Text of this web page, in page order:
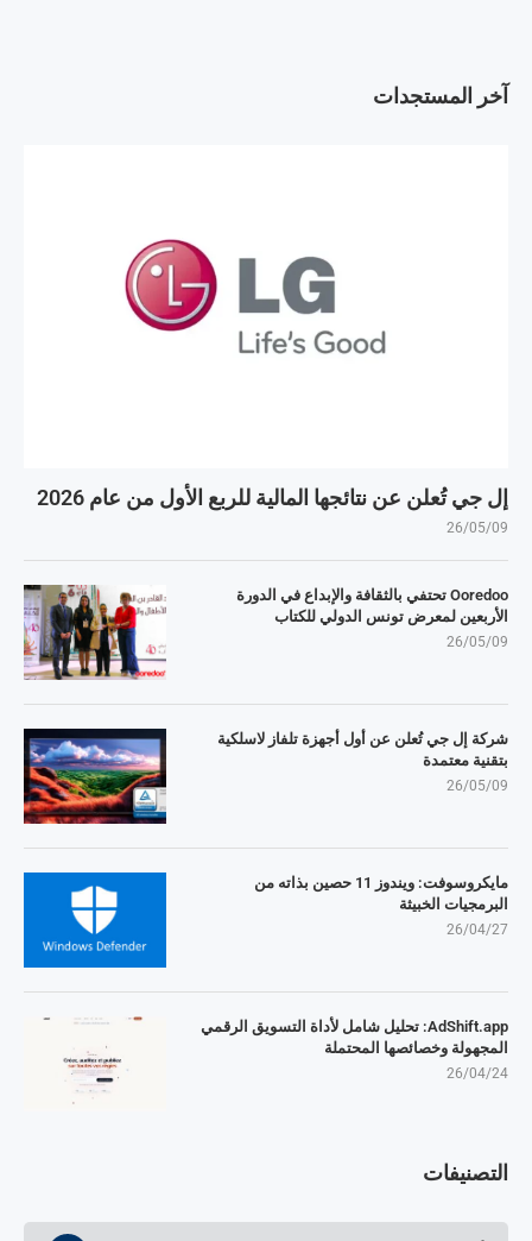
آخر المستجدات
إل جي تُعلن عن نتائجها المالية للربع الأول من عام 2026
26/05/09
Ooredoo تحتفي بالثقافة والإبداع في الدورة
الأربعين لمعرض تونس الدولي للكتاب
26/05/09
شركة إل جي تُعلن عن أول أجهزة تلفاز لاسلكية
بتقنية معتمدة
26/05/09
مايكروسوفت: ويندوز 11 حصين بذاته من
البرمجيات الخبيثة
26/04/27
AdShift.app: تحليل شامل لأداة التسويق الرقمي
المجهولة وخصائصها المحتملة
26/04/24
التصنيفات